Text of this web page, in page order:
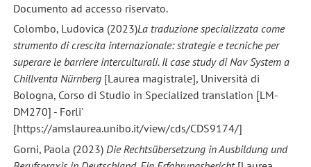
Documento ad accesso riservato.
Colombo, Ludovica (2023)La traduzione specializzata come
strumento di crescita internazionale: strategie e tecniche per
superare le barriere interculturali. Il case study di Nav System a
Chillventa Nürnberg [Laurea magistrale], Università di
Bologna, Corso di Studio in Specialized translation [LM-
DM270] - Forli'
[https://amslaurea.unibo.it/view/cds/CDS9174/]
Gorni, Paola (2023) Die Rechtsübersetzung in Ausbildung und